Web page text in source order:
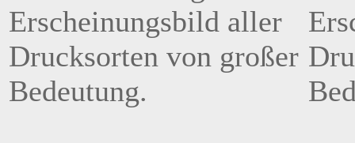
Erscheinungsbild aller
Drucksorten von großer
Bedeutung.